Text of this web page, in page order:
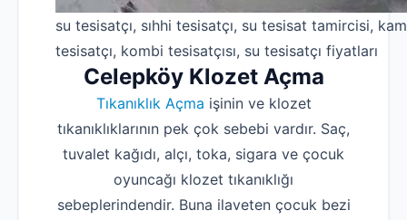
su tesisatçı, sıhhi tesisatçı, su tesisat tamircisi,
tesisatçı, kombi tesisatçısı, su tesisatçı fiyatları
Celepköy Klozet Açma
Tıkanıklık Açma işinin ve klozet
tıkanıklıklarının pek çok sebebi vardır. Saç,
tuvalet kağıdı, alçı, toka, sigara ve çocuk
oyuncağı klozet tıkanıklığı
sebeplerindendir. Buna ilaveten çocuk bezi